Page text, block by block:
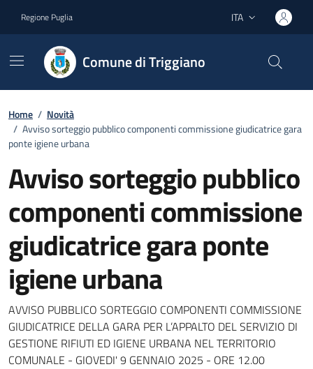
Regione Puglia Lingua attiva:
ITA
Comune di Triggiano
Home / Novità
/ Avviso sorteggio pubblico componenti commissione giudicatrice gara
ponte igiene urbana
Avviso sorteggio pubblico
componenti commissione
giudicatrice gara ponte
igiene urbana
Dettagli della notizia
AVVISO PUBBLICO SORTEGGIO COMPONENTI COMMISSIONE
GIUDICATRICE DELLA GARA PER L’APPALTO DEL SERVIZIO DI
GESTIONE RIFIUTI ED IGIENE URBANA NEL TERRITORIO
COMUNALE - GIOVEDI' 9 GENNAIO 2025 - ORE 12.00